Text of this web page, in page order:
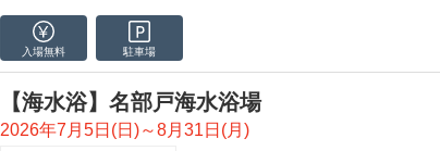
入場無料 駐車場
【海水浴】名部戸海水浴場
2026年7月5日(日)～8月31日(月)